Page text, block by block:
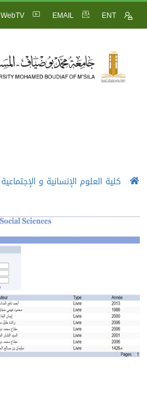
ENT
EMAIL
WebTV
كلية العلوم الإنسانية و الإجتماعية